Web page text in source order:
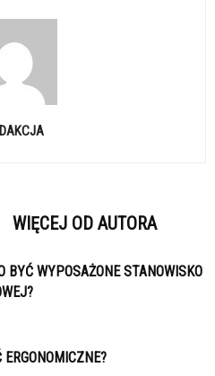
WIĘCEJ OD AUTORA
BYĆ WYPOSAŻONE STANOWISKO
ERGONOMICZNE?